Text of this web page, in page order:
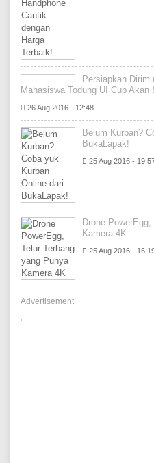
Persiapkan
Mahasiswa Todung UI Cup Akan
26 Aug 2016 - 12:48
Belum Kurban?
BukaLapak!
25 Aug 2016 -
Drone
Kamera 4K
25 Aug 2016 -
Advertisement